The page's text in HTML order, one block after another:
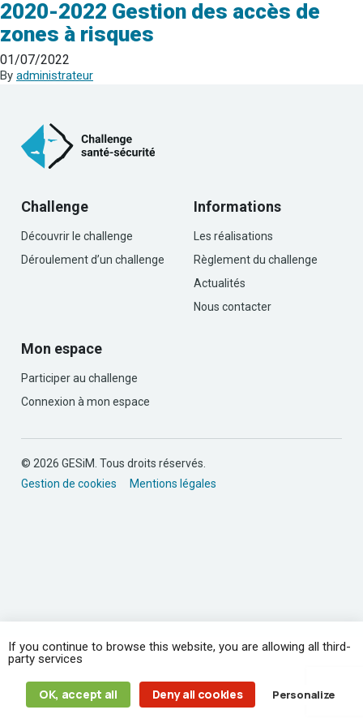
2020-2022 Gestion des accès de
zones à risques
01/07/2022
By administrateur
Challenge
Découvrir le challenge
Déroulement d’un challenge
Informations
Les réalisations
Règlement du challenge
Actualités
Nous contacter
Mon espace
Participer au challenge
Connexion à mon espace
© 2026 GESiM. Tous droits réservés.
Gestion de cookies
Mentions légales
If you continue to browse this website, you are allowing all third-
party services
OK, accept all Deny all cookies Personalize